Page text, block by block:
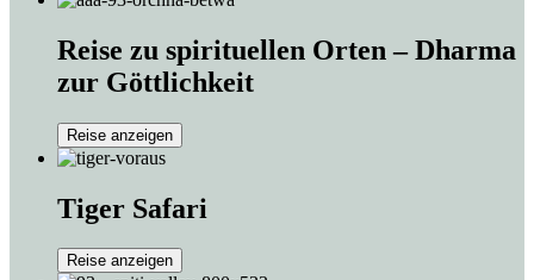
Reise zu spirituellen Orten – Dharma
zur Göttlichkeit
Reise anzeigen
Tiger Safari
Reise anzeigen